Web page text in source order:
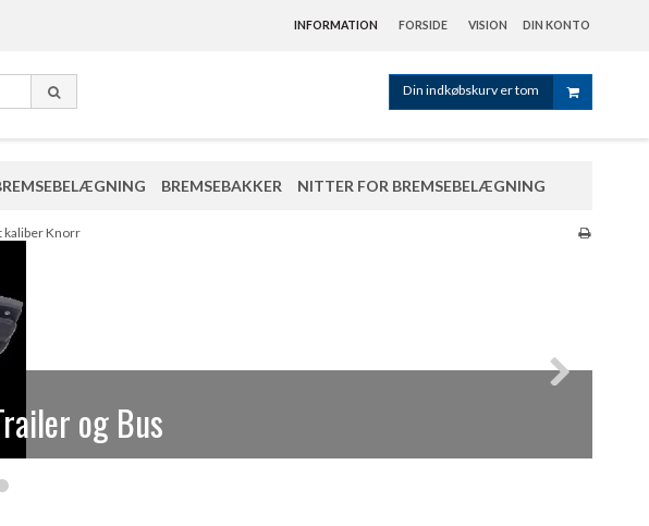
INFORMATION FORSIDE VISION DIN KONTO
Din indkøbskurv er tom
BREMSEBAKKER NITTER FOR BREMSEBELÆGNING
kaliber Knorr
og Bus
Knorr kaliber